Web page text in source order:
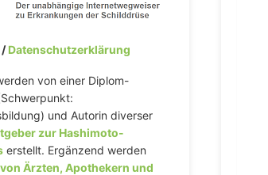
/Datenschutzerklärung
von einer Diplom-
und Autorin diverser
zur Hashimoto-
erstellt. Ergänzend werden
Ärzten, Apothekern und